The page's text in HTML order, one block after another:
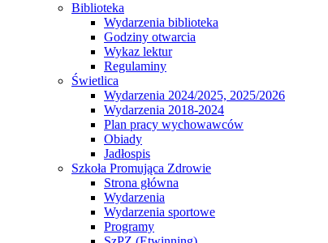
Biblioteka
Wydarzenia biblioteka
Godziny otwarcia
Wykaz lektur
Regulaminy
Świetlica
Wydarzenia 2024/2025, 2025/2026
Wydarzenia 2018-2024
Plan pracy wychowawców
Obiady
Jadłospis
Szkoła Promująca Zdrowie
Strona główna
Wydarzenia
Wydarzenia sportowe
Programy